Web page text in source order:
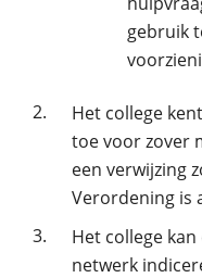
gebruik
2.
Het college
toe voor zover
een verwijzing
Verordening is
3.
Het college
netwerk